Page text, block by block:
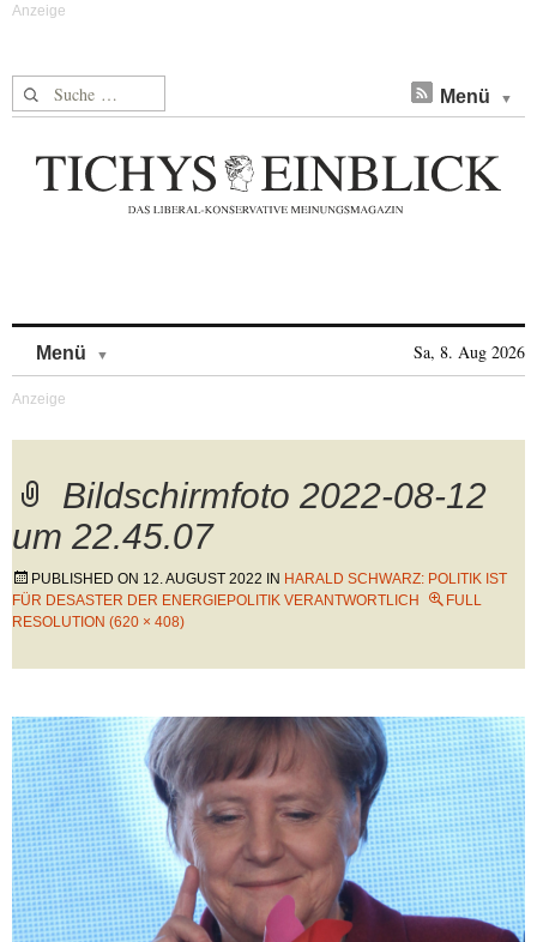
Suche nach: Menü
Menü Sa, 8. Aug 2026
Bildschirmfoto 2022-08-12
um 22.45.07
PUBLISHED ON 12. AUGUST 2022 IN HARALD SCHWARZ: POLITIK IST
FÜR DESASTER DER ENERGIEPOLITIK VERANTWORTLICH
FULL
RESOLUTION (620 × 408)